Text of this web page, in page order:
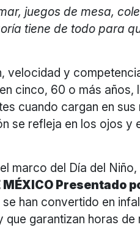
juegos de mesa,
tiene de todo para
velocidad y
cinco, 60 o más
cuando cargan en
se refleja en los ojos y
marco del Día del Niño,
MÉXICO Presentado
han convertido en
que garantizan horas de